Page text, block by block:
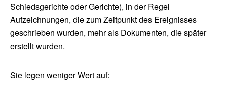
Schiedsgerichte oder Gerichte), in der Regel
Aufzeichnungen, die zum Zeitpunkt des Ereignisses
geschrieben wurden, mehr als Dokumenten, die später
erstellt wurden.
Sie legen weniger Wert auf: